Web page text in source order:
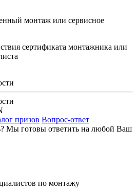
монтаж или сервисное
сертификата монтажника или
призов Вопрос-ответ
Мы готовы ответить на любой Ваш
по монтажу